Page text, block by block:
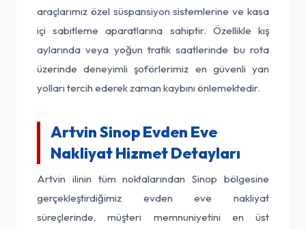
araçlarımız özel süspansiyon sistemlerine ve kasa
içi sabitleme aparatlarına sahiptir. Özellikle kış
aylarında veya yoğun trafik saatlerinde bu rota
üzerinde deneyimli şoförlerimiz en güvenli yan
yolları tercih ederek zaman kaybını önlemektedir.
Artvin Sinop Evden Eve
Nakliyat Hizmet Detayları
Artvin ilinin tüm noktalarından Sinop bölgesine
gerçekleştirdiğimiz evden eve nakliyat
süreçlerinde, müşteri memnuniyetini en üst